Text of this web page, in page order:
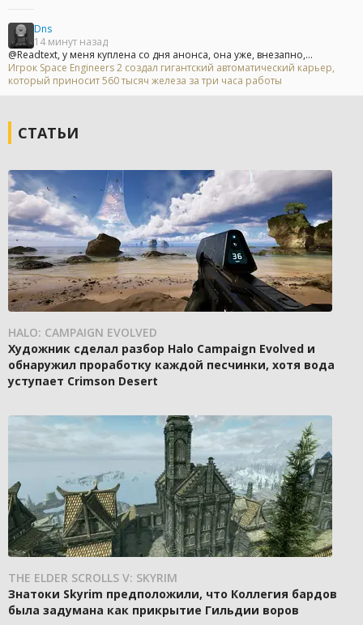
Dns
14 минут назад
@Readtext, у меня куплена со дня анонса, она уже, внезапно,...
Игрок Space Engineers 2 создал гигантский автоматический карьер,
который приносит 560 тысяч железа за три часа работы
СТАТЬИ
HALO: CAMPAIGN EVOLVED
Художник сделал разбор Halo Campaign Evolved и
обнаружил проработку каждой песчинки, хотя вода
уступает Crimson Desert
THE ELDER SCROLLS V: SKYRIM
Знатоки Skyrim предположили, что Коллегия бардов
была задумана как прикрытие Гильдии воров